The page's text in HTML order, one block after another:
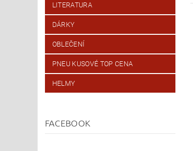
LITERATURA
DÁRKY
OBLEČENÍ
PNEU KUSOVÉ TOP CENA
HELMY
FACEBOOK